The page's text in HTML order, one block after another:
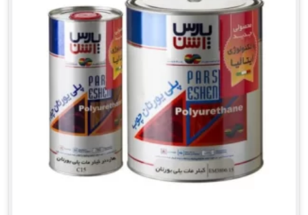
باشد.
گزینه
ها
ممکن
است
در
صفحه
محصول
انتخاب
شوند